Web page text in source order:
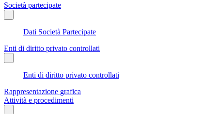
Società partecipate
Dati Società Partecipate
Enti di diritto privato controllati
Enti di diritto privato controllati
Rappresentazione grafica
Attività e procedimenti